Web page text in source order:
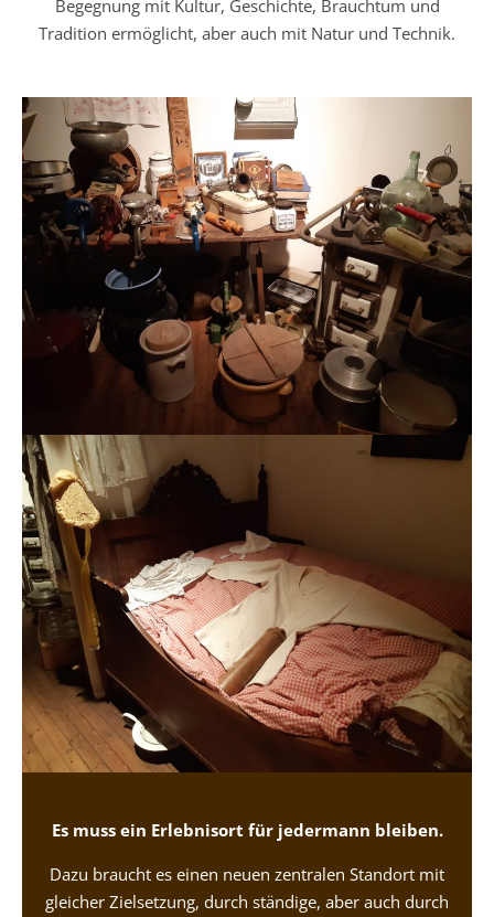
Begegnung mit Kultur, Geschichte, Brauchtum und
Tradition ermöglicht, aber auch mit Natur und Technik.
Es muss ein Erlebnisort für jedermann bleiben.
Dazu braucht es einen neuen zentralen Standort mit
gleicher Zielsetzung, durch ständige, aber auch durch